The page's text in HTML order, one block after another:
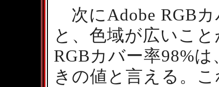
次にAdobe RGBカ
と、色域が広いこ
RGBカバー率98%
きの値と言える。